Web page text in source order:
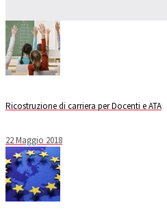
Ricostruzione di carriera per Docenti e ATA
22 Maggio 2018